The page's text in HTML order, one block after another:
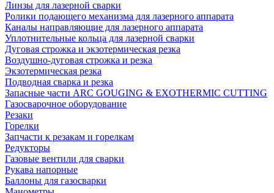
Линзы для лазерной сварки
Ролики подающего механизма для лазерного аппарата
Каналы направляющие для лазерного аппарата
Уплотнительные кольца для лазерной сварки
Дуговая строжка и экзотермическая резка
Воздушно-дуговая строжка и резка
Экзотермическая резка
Подводная сварка и резка
Запасные части ARC GOUGING & EXOTHERMIC CUTTING
Газосварочное оборудование
Резаки
Горелки
Запчасти к резакам и горелкам
Редукторы
Газовые вентили для сварки
Рукава напорные
Баллоны для газосварки